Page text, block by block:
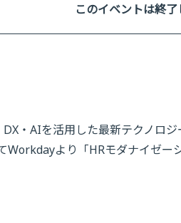
このイベントは終了
・AIを活用した最新テクノロ
より「HRモダナイゼー